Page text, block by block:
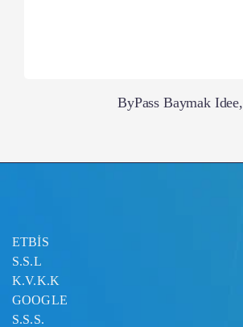
ByPass Baymak Idee,
ETBİS
S.S.L
K.V.K.K
GOOGLE
S.S.S.